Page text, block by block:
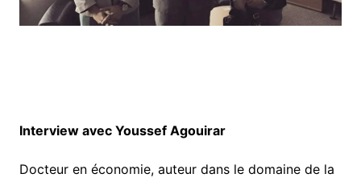
Interview avec Youssef Agouirar
Docteur en économie, auteur dans le domaine de la